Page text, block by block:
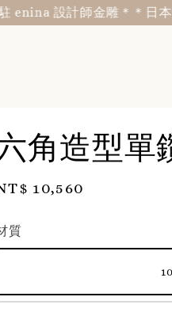
設計師金雕＊＊日本新品
角造型單
10,560
質